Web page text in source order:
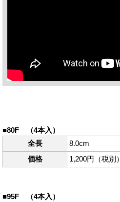
■80F （4本入）
全長
8.0cm
価格
1,200円（税別）
■95F （4本入）